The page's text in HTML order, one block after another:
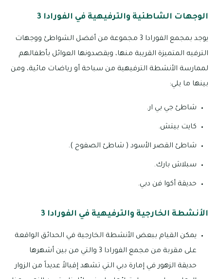
الوجهات الشاطئية والترفيهية في الفورادا 3
يوجد بمجمع الفورادا 3 مجموعة من أفضل الشواطئ ووجهات
الترفيه المتميزة القريبة منها، ويقصدونها العوائل بأطفالهم
لممارسة الأنشطة الترفيهية من سباحة أو رياضات مائية، ومن
بينها ما يلي:
شاطئ جي بي ار.
كايت بيتش.
شاطئ القصر الأسود ( شاطئ الصفوح ).
سبلاش بارك.
حديقة أكوا فن دبي.
الأنشطة الخارجية والترفيهية في الفورادا 3
يمكن القيام ببعض الأنشطة الخارجية في الحدائق الواقعة
على مقربة من مجمع الفورادا 3 والتي من بين أشهرها
حديقة الزهور في إمارة دبي التي تشهد إقبالاً عديداً من الزوار